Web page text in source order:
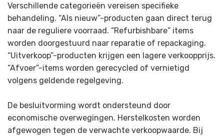
Verschillende categorieën vereisen specifieke
behandeling. “Als nieuw”-producten gaan direct terug
naar de reguliere voorraad. “Refurbishbare” items
worden doorgestuurd naar reparatie of repackaging.
“Uitverkoop”-producten krijgen een lagere verkoopprijs.
“Afvoer”-items worden gerecycled of vernietigd
volgens geldende regelgeving.
De besluitvorming wordt ondersteund door
economische overwegingen. Herstelkosten worden
afgewogen tegen de verwachte verkoopwaarde. Bij